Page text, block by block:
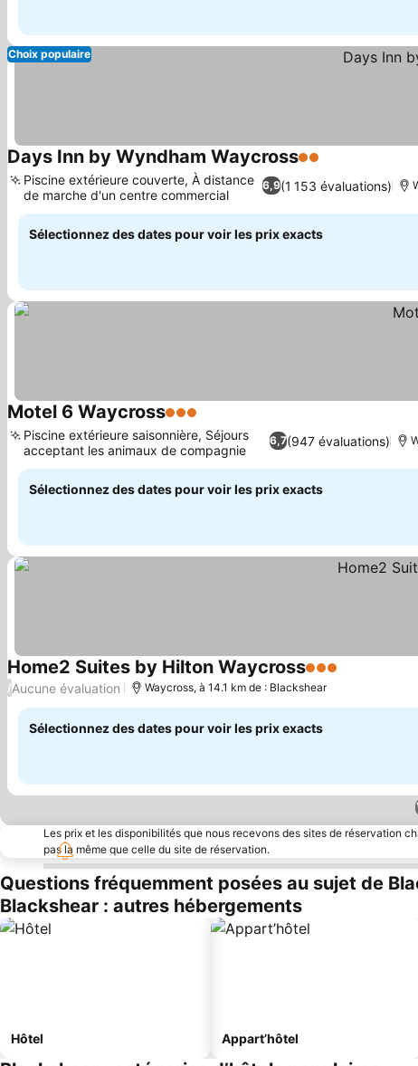
Choix populaire
Days Inn by Wyndham Waycross2 Étoiles
6,9(1 153 évaluations)
Piscine extérieure couverte, À distance
de marche d'un centre commercial
Sélectionnez des dates pour voir les prix exacts
Motel 6 Waycross3 Étoiles
6,7(947 évaluations)
Piscine extérieure saisonnière, Séjours
acceptant les animaux de compagnie
Sélectionnez des dates pour voir les prix exacts
Home2 Suites by Hilton Waycross3 Étoiles
/Aucune évaluation Waycross, à 14.1 km de : Blackshear
Sélectionnez des dates pour voir les prix exacts
Les prix et les disponibilités que nous recevons des sites de réservation
pas la même que celle du site de réservation.
Questions fréquemment posées au sujet de
Blackshear : autres hébergements
Hôtel Appart’hôtel